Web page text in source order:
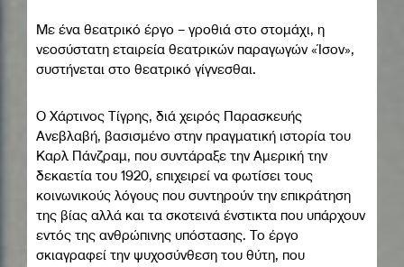
Με ένα θεατρικό έργο – γροθιά στο στομάχι, η
νεοσύστατη εταιρεία θεατρικών παραγωγών «Ίσον»,
συστήνεται στο θεατρικό γίγνεσθαι.
Ο Χάρτινος Τίγρης, διά χειρός Παρασκευής
Ανεβλαβή, βασισμένο στην πραγματική ιστορία του
Καρλ Πάνζραμ, που συντάραξε την Αμερική την
δεκαετία του 1920, επιχειρεί να φωτίσει τους
κοινωνικούς λόγους που συντηρούν την επικράτηση
της βίας αλλά και τα σκοτεινά ένστικτα που υπάρχουν
εντός της ανθρώπινης υπόστασης. Το έργο
σκιαγραφεί την ψυχοσύνθεση του θύτη, που